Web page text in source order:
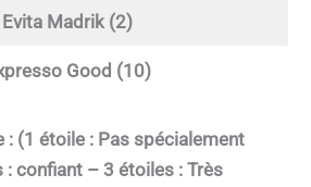
Evita Madrik (2)
Good (10)
: (1 étoile : Pas spécialement
confiant – 3 étoiles : Très